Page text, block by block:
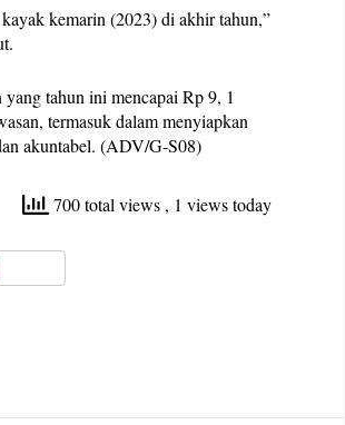
kemarin (2023) di akhir tahun,”
tahun ini mencapai Rp 9, 1
termasuk dalam menyiapkan
akuntabel. (ADV/G-S08)
700 total views , 1 views today